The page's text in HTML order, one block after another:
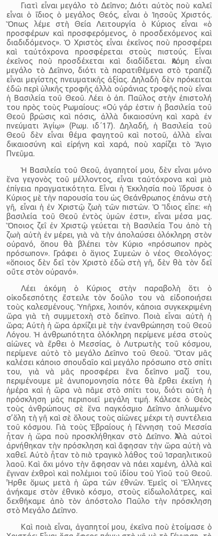
Γιατὶ εἶναι μεγάλο τὸ Δεῖπνο; Διότι αὐτὸς ποὺ καλεῖ
εἶναι ὁ ἴδιος ὁ μεγάλος Θεός, εἶναι ὁ Ἰησοῦς Χριστός.
Ὅπως λέμε στὴ Θεία Λειτουργία ὁ Κύριος εἶναι «ὁ
προσφέρων καὶ προσφερόμενος, ὁ προσδεχόμενος καὶ
διαδιδόμενος». Ὁ Χριστὸς εἶναι ἐκεῖνος ποὺ προσφέρει
καὶ ταὐτόχρονα προσφέρεται στοὺς πιστούς. Εἶναι
ἐκεῖνος ποὺ προσδέχεται καὶ διαδίδεται. Ἀκόμη εἶναι
μεγάλο τὸ Δεῖπνο, διότι τὰ παρατιθέμενα στὸ τραπέζι
εἶναι μεγίστης πνευματικῆς ἀξίας. Δηλαδὴ δὲν πρόκειται
ἐδῶ περὶ ὑλικῆς τροφῆς ἀλλὰ οὐράνιας τροφῆς ποὺ εἶναι
ἡ Βασιλεία τοῦ Θεοῦ. Λέει ὁ ἀπ. Παῦλος στὴν ἐπιστολή
του πρὸς τοὺς Ρωμαίους: «Οὐ γάρ ἐστιν ἡ βασιλεία τοῦ
Θεοῦ βρῶσις καὶ πόσις, ἀλλὰ δικαιοσύνη καὶ χαρὰ ἐν
πνεύματι Ἁγίῳ» (Ρωμ. ιδ΄17). Δηλαδή, ἡ Βασιλεία τοῦ
Θεοῦ δὲν εἶναι θέμα φαγητοῦ καὶ ποτοῦ, ἀλλὰ εἶναι
δικαιοσύνη καὶ εἰρήνη καὶ χαρά, ποὺ χαρίζει τὸ Ἅγιο
Πνεῦμα.
Ἡ Βασιλεία τοῦ Θεοῦ, ἀγαπητοί μου, δὲν εἶναι μόνο
ἕνα γεγονὸς τοῦ μέλλοντος, εἶναι ταὐτόχρονα καὶ μιὰ
ἐπίγεια πραγματικότητα. Εἶναι ἡ Ἐκκλησία ποὺ ἵδρυσε ὁ
Κύριος μὲ τὴν παρουσία του ὡς Θεάνθρωπος ἐπάνω στὴ
γῆ, εἶναι ἡ ἐν Χριστῷ ζωὴ τῶν πιστῶν. Ὁ Ἴδιος εἶπε: «ἡ
βασιλεία τοῦ Θεοῦ ἐντὸς ὑμῶν ἐστι», εἶναι μέσα μας.
Ὅποιος ζεῖ ἐν Χριστῷ γεύεται τὴ Βασιλεία Του ἀπὸ τὴ
ζωὴ αὐτὴ ἐν μέρει, γιὰ νὰ τὴν ἀπολαύσει ὁλόκληρη στὸν
οὐρανό, ὅπου θὰ βλέπει τὸν Κύριο «πρόσωπον πρὸς
πρόσωπον». Γράφει ὁ ἅγιος Συμεὼν ὁ νέος Θεολόγος:
«ὅποιος δὲν δεῖ τὸν Χριστὸ ἐδῶ στὴ γῆ, δὲν θὰ τὸν δεῖ
οὔτε στὸν οὐρανό».
Λέει ἀκόμη ὁ Κύριος στὴν παραβολὴ ὅτι ὁ
οἰκοδεσπότης ἔστειλε τὸν δοῦλο του νὰ εἰδοποιήσει
τοὺς καλεσμένους. Ὑπῆρχε, λοιπόν, κάποια συγκεκριμένη
ὥρα γιὰ τὴ συμμετοχὴ στὸ δεῖπνο. Ποιὰ εἶναι αὐτὴ ἡ
ὥρα; Αὐτὴ ἡ ὥρα ἀρχίζει μὲ τὴν ἐνανθρώπηση τοῦ Θεοῦ
Λόγου. Ἡ ἀνθρωπότητα ὁλόκληρη περίμενε μέσα στοὺς
αἰῶνες νὰ ἔρθει ὁ Μεσσίας, ὁ Λυτρωτὴς τοῦ κόσμου,
περίμενε αὐτὸ τὸ μεγάλο Δεῖπνο τοῦ Θεοῦ. Ὅταν μᾶς
καλέσει κάποιο σπουδαῖο καὶ μεγάλο πρόσωπο στὸ σπίτι
του, γιὰ νὰ μᾶς προσφέρει ἕνα δεῖπνο μαζί του,
περιμένουμε μὲ ἀνυπομονησία πότε θὰ ἔρθει ἐκείνη ἡ
ἡμέρα καὶ ἡ ὥρα νὰ πᾶμε στὸ σπίτι του, διότι αὐτὴ ἡ
πρόσκληση μᾶς περιποιεῖ μεγάλη τιμή. Κάλεσε ὁ Θεὸς
τοὺς ἀνθρώπους σὲ ἕνα παγκόσμιο Δεῖπνο ἁπλωμένο
σ’ὅλη τὴ γῆ καὶ σὲ ὅλους τοὺς αἰῶνες μέχρι τὴ συντέλεια
τοῦ κόσμου. Γιὰ τοὺς Ἑβραίους ἡ Γέννηση τοῦ Μεσσία
ἦταν ἡ ὥρα ποὺ προσκλήθηκαν στὸ Δεῖπνο. Ἀλλὰ αὐτοὶ
ἀρνήθηκαν τὴν πρόσκληση καὶ ἄφησαν τὴν ὥρα αὐτὴ νὰ
χαθεῖ. Αὐτὸ ἦταν τὸ πιὸ τραγικὸ λάθος τοῦ Ἰσραηλιτικοῦ
λαοῦ. Καὶ ὄχι μόνο τὴν ἄφησαν νὰ πάει χαμένη, ἀλλὰ καὶ
ἔγιναν ἐχθροὶ καὶ πολέμιοι τοῦ ἰδίου τοῦ Υἱοῦ τοῦ Θεοῦ.
Ἦρθε ὅμως μετὰ ἡ ὥρα τῶν ἐθνῶν. Ἐμεῖς οἱ Ἕλληνες
ἀνήκαμε στὸν ἐθνικὸ κόσμο, στοὺς εἰδωλολάτρες, καὶ
δεχθήκαμε ἀπὸ τὸν ἀπόστολο Παῦλο τὴν πρόσκληση
στὸ Μεγάλο Δεῖπνο.
Καὶ ποιὰ εἶναι, ἀγαπητοί μου, ἐκεῖνα ποὺ ἑτοίμασε ὁ